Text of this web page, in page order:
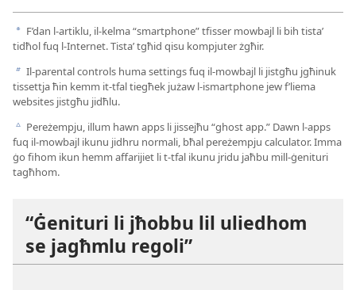
a F’dan l-​artiklu, il-​kelma “smartphone” tfisser mowbajl li bih tistaʼ
tidħol fuq l-​Internet. Tistaʼ tgħid qisu kompjuter żgħir.
b Il-​parental controls huma settings fuq il-​mowbajl li jistgħu jgħinuk
tissettja ħin kemm it-​tfal tiegħek jużaw l-​ismartphone jew f’liema
websites jistgħu jidħlu.
c Pereżempju, illum hawn apps li jissejħu “ghost app.” Dawn l-​apps
fuq il-​mowbajl ikunu jidhru normali, bħal pereżempju calculator. Imma
ġo fihom ikun hemm affarijiet li t-​tfal ikunu jridu jaħbu mill-​ġenituri
tagħhom.
“Ġenituri li jħobbu lil uliedhom
se jagħmlu regoli”